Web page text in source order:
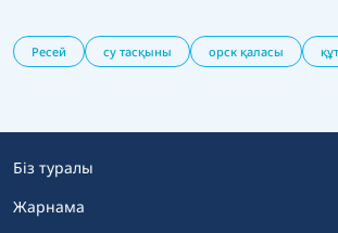
Ресей су тасқыны орск қаласы
Біз туралы
Жарнама